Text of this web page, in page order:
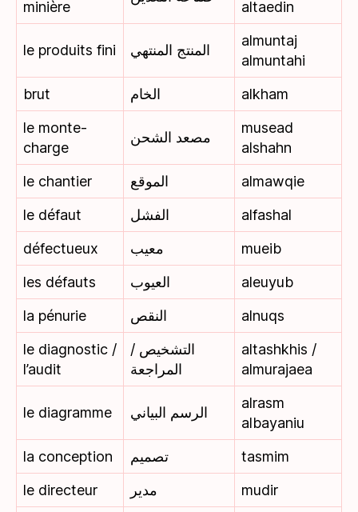
minière altaedin
le produits fini المنتج المنتهي
almuntaj
almuntahi
brut
الخام
alkham
le monte-
charge
مصعد الشحن
musead
alshahn
le chantier
الموقع
almawqie
le défaut
الفشل
alfashal
défectueux
معيب
mueib
les défauts
العيوب
aleuyub
la pénurie
النقص
alnuqs
le diagnostic /
l’audit
التشخيص /
المراجعة
altashkhis /
almurajaea
le diagramme الرسم البياني
alrasm
albayaniu
la conception
تصميم
tasmim
le directeur
مدير
mudir